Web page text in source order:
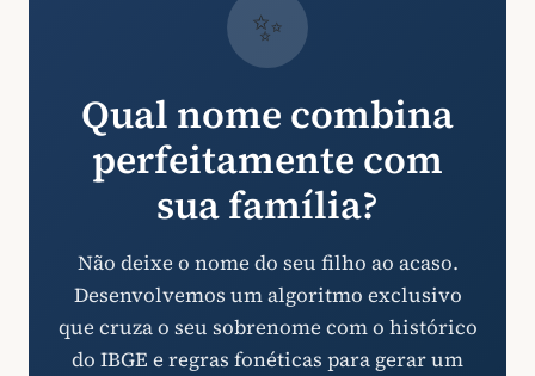
✨
Qual nome combina
perfeitamente com
sua família?
Não deixe o nome do seu filho ao acaso.
Desenvolvemos um algoritmo exclusivo
que cruza o seu sobrenome com o histórico
do IBGE e regras fonéticas para gerar um